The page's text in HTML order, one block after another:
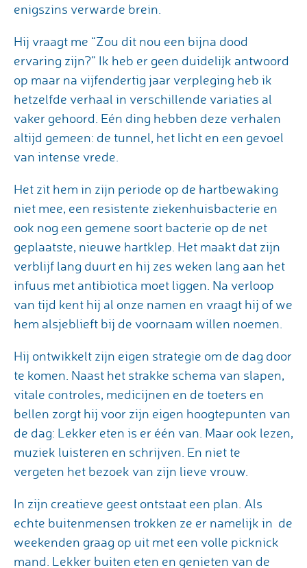
enigszins verwarde brein.
Hij vraagt me “Zou dit nou een bijna dood
ervaring zijn?” Ik heb er geen duidelijk antwoord
op maar na vijfendertig jaar verpleging heb ik
hetzelfde verhaal in verschillende variaties al
vaker gehoord. Eén ding hebben deze verhalen
altijd gemeen: de tunnel, het licht en een gevoel
van intense vrede.
Het zit hem in zijn periode op de hartbewaking
niet mee, een resistente ziekenhuisbacterie en
ook nog een gemene soort bacterie op de net
geplaatste, nieuwe hartklep. Het maakt dat zijn
verblijf lang duurt en hij zes weken lang aan het
infuus met antibiotica moet liggen. Na verloop
van tijd kent hij al onze namen en vraagt hij of we
hem alsjeblieft bij de voornaam willen noemen.
Hij ontwikkelt zijn eigen strategie om de dag door
te komen. Naast het strakke schema van slapen,
vitale controles, medicijnen en de toeters en
bellen zorgt hij voor zijn eigen hoogtepunten van
de dag: Lekker eten is er één van. Maar ook lezen,
muziek luisteren en schrijven. En niet te
vergeten het bezoek van zijn lieve vrouw.
In zijn creatieve geest ontstaat een plan. Als
echte buitenmensen trokken ze er namelijk in de
weekenden graag op uit met een volle picknick
mand. Lekker buiten eten en genieten van de